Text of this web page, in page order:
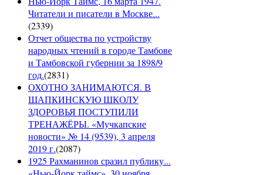
Читатели и писатели в Москве...
(2339)
Отчет общества по устройству
народных чтений в городе Тамбове
и Тамбовской губернии за 1898/9
год.(2831)
ОХОТНО ЗАНИМАЮТСЯ. В
ШАПКИНСКУЮ ШКОЛУ
ЗДОРОВЬЯ ПОСТУПИЛИ
ТРЕНАЖЁРЫ. «Мучкапские
новости» № 14 (9539), 3 апреля
2019 г.(2087)
1925 Рахманинов сразил публику...